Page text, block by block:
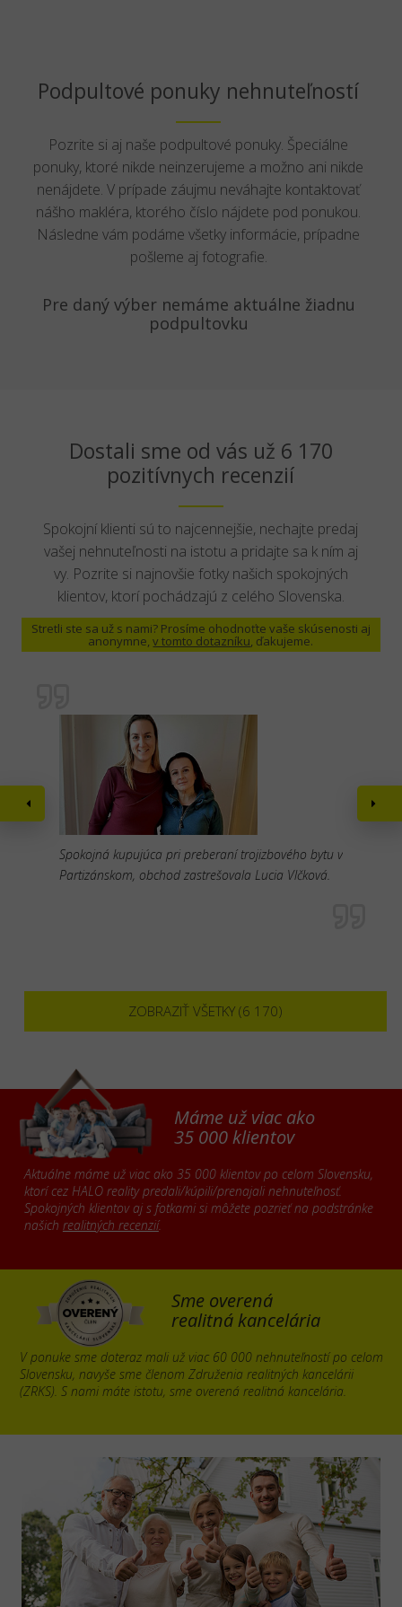
Podpultové ponuky nehnuteľností
Pozrite si aj naše podpultové ponuky. Špeciálne
ponuky, ktoré nikde neinzerujeme a možno ani nikde
nenájdete. V prípade záujmu neváhajte kontaktovať
nášho makléra, ktorého číslo nájdete pod ponukou.
Následne vám podáme všetky informácie, prípadne
pošleme aj fotografie.
Pre daný výber nemáme aktuálne žiadnu
podpultovku
Dostali sme od vás už 6 170
pozitívnych recenzií
Spokojní klienti sú to najcennejšie, nechajte predaj
vašej nehnuteľnosti na istotu a pridajte sa k ním aj
vy. Pozrite si najnovšie fotky našich spokojných
klientov, ktorí pochádzajú z celého Slovenska.
Stretli ste sa už s nami? Prosíme ohodnoťte vaše skúsenosti aj
anonymne,v tomto dotazníku, ďakujeme.
Spokojná kupujúca pri preberaní trojizbového bytu v
Partizánskom, obchod zastrešovala Lucia Vlčková.
ZOBRAZIŤ VŠETKY (6 170)
Máme už viac ako
35 000 klientov
Aktuálne máme už viac ako 35 000 klientov po celom Slovensku,
ktorí cez HALO reality predali/kúpili/prenajali nehnuteľnosť.
Spokojných klientov aj s fotkami si môžete pozrieť na podstránke
našich realitných recenzií.
Sme overená
realitná kancelária
V ponuke sme doteraz mali už viac 60 000 nehnuteľností po celom
Slovensku, navyše sme členom Združenia realitných kancelárii
(ZRKS). S nami máte istotu, sme overená realitná kancelária.